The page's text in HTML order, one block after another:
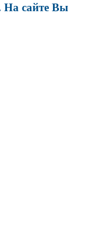
На сайте Вы